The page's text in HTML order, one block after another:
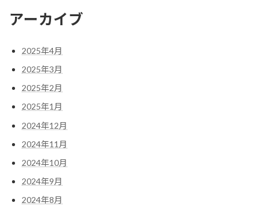
アーカイブ
2025年4月
2025年3月
2025年2月
2025年1月
2024年12月
2024年11月
2024年10月
2024年9月
2024年8月